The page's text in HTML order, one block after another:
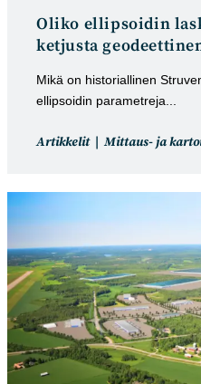
Oliko ellipsoidin
ketjusta
Mikä on historiallinen
ellipsoidin parametreja...
Artikkelin
Artikkelit Mittaus- ja